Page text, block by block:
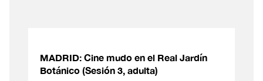
MADRID: Cine mudo en el Real Jardín
Botánico (Sesión 3, adulta)